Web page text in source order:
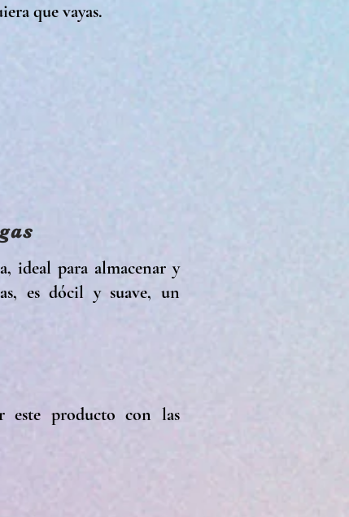
que vayas.
ideal para almacenar y
es dócil y suave, un
este producto con las